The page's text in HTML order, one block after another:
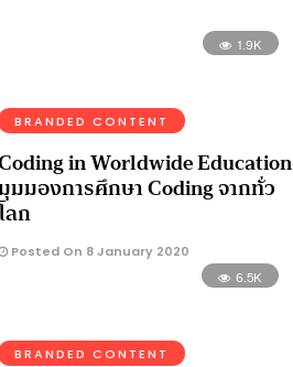
1.9K
BRANDED CONTENT
in Worldwide Education
มมองการศึกษา Coding จากทั่ว
ลก
Posted On 8 January 2020
6.5K
BRANDED CONTENT